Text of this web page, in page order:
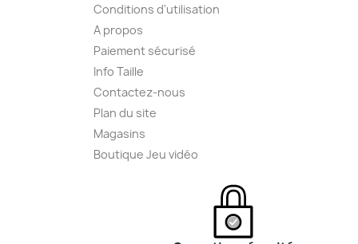
Conditions d'utilisation
A propos
Paiement sécurisé
Info Taille
Contactez-nous
Plan du site
Magasins
Boutique Jeu vidéo